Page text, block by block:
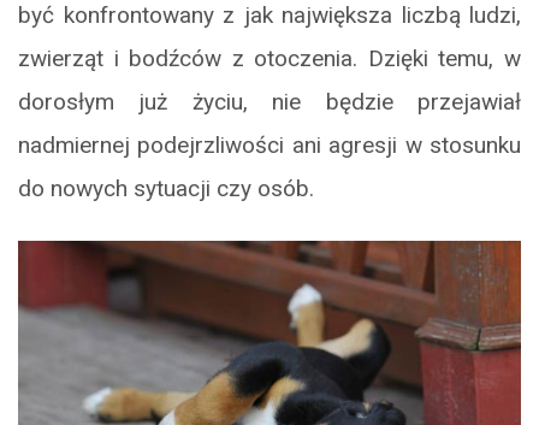
być konfrontowany z jak największa liczbą ludzi,
zwierząt i bodźców z otoczenia. Dzięki temu, w
dorosłym już życiu, nie będzie przejawiał
nadmiernej podejrzliwości ani agresji w stosunku
do nowych sytuacji czy osób.